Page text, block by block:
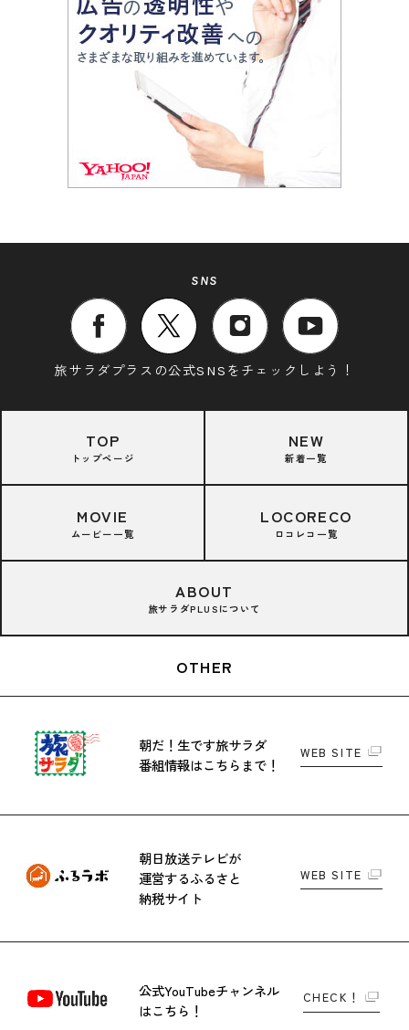
SNS
旅サラダプラスの公式SNSをチェックしよう！
TOP
トップページ
NEW
新着一覧
MOVIE
ムービー一覧
LOCORECO
ロコレコ一覧
ABOUT
旅サラダPLUSについて
OTHER
朝だ！生です旅サラダ
番組情報はこちらまで！
WEB SITE
朝日放送テレビが
運営するふるさと
納税サイト
WEB SITE
公式YouTubeチャンネル
はこちら！
CHECK！